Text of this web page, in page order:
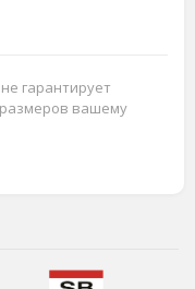
гарантирует
размеров вашему